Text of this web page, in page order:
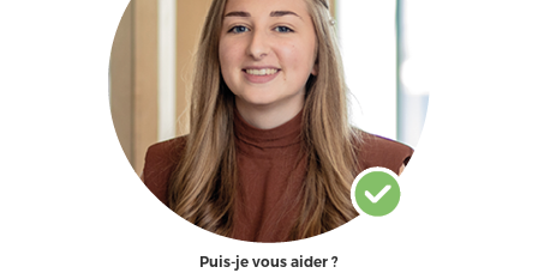
Puis-je vous aider ?